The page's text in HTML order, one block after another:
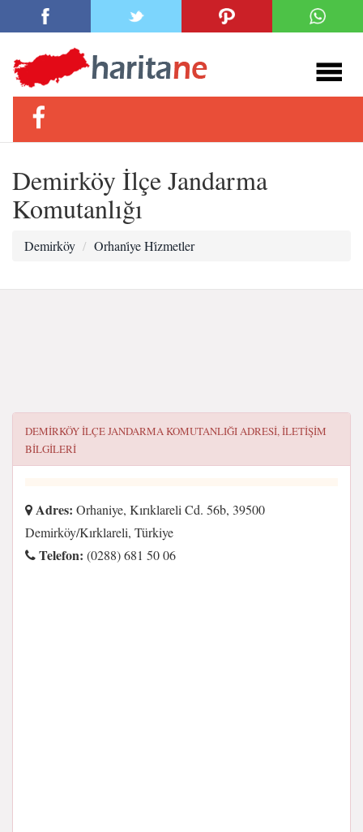
Demirköy İlçe Jandarma
Komutanlığı
Demirköy Orhani̇ye Hi̇zmetler
DEMIRKÖY İLÇE JANDARMA KOMUTANLIĞIADRESI, ILETIŞIM
BILGILERI
Adres: Orhaniye, Kırıklareli Cd. 56b, 39500
Demirköy/Kırklareli, Türkiye
Telefon: (0288) 681 50 06